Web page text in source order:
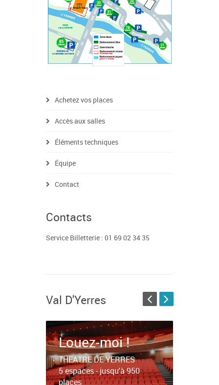
Achetez vos places
Accès aux salles
Éléments techniques
Équipe
Contact
Contacts
Service Billetterie : 01 69 02 34 35
Val D'Yerres
Louez-moi !
THEATRE DE YERRES
5 espaces - jusqu'à 950
places